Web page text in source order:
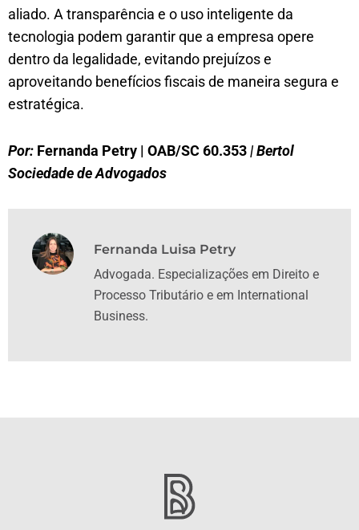
aliado. A transparência e o uso inteligente da
tecnologia podem garantir que a empresa opere
dentro da legalidade, evitando prejuízos e
aproveitando benefícios fiscais de maneira segura e
estratégica.
Por: Fernanda Petry | OAB/SC 60.353| Bertol
Sociedade de Advogados
Fernanda Luisa Petry
Advogada. Especializações em Direito e
Processo Tributário e em International
Business.